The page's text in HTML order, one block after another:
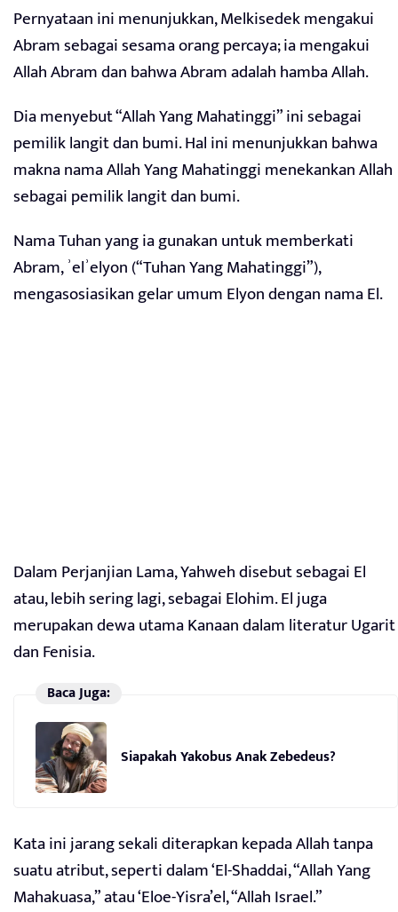
Pernyataan ini menunjukkan, Melkisedek mengakui
Abram sebagai sesama orang percaya; ia mengakui
Allah Abram dan bahwa Abram adalah hamba Allah.
Dia menyebut “Allah Yang Mahatinggi” ini sebagai
pemilik langit dan bumi. Hal ini menunjukkan bahwa
makna nama Allah Yang Mahatinggi menekankan Allah
sebagai pemilik langit dan bumi.
Nama Tuhan yang ia gunakan untuk memberkati
Abram, ʾelʾelyon (“Tuhan Yang Mahatinggi”),
mengasosiasikan gelar umum Elyon dengan nama El.
Dalam Perjanjian Lama, Yahweh disebut sebagai El
atau, lebih sering lagi, sebagai Elohim. El juga
merupakan dewa utama Kanaan dalam literatur Ugarit
dan Fenisia.
Baca Juga:
Siapakah Yakobus Anak Zebedeus?
Kata ini jarang sekali diterapkan kepada Allah tanpa
suatu atribut, seperti dalam ‘El-Shaddai, “Allah Yang
Mahakuasa,” atau ‘Eloe-Yisra’el, “Allah Israel.”